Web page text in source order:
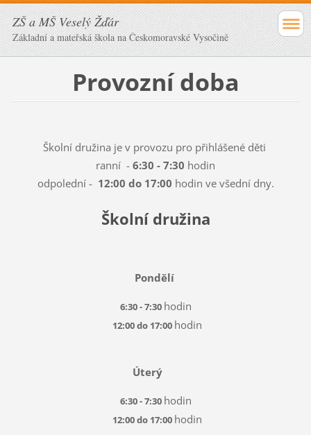
ZŠ a MŠ Veselý Žďár
Základní a mateřská škola na Českomoravské Vysočině
Provozní doba
Školní družina je v provozu pro přihlášené děti
ranní - 6:30 - 7:30 hodin
odpolední - 12:00 do 17:00 hodin ve všední dny.
Školní družina
Pondělí
6:30 - 7:30 hodin
12:00 do 17:00 hodin
Úterý
6:30 - 7:30 hodin
12:00 do 17:00 hodin